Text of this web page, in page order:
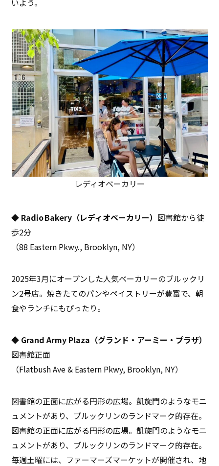
レディオベーカリー
◆ Radio Bakery（レディオベーカリー） 図書館から徒
歩2分
（88 Eastern Pkwy., Brooklyn, NY）
2025年3月にオープンした人気ベーカリーのブルックリ
ン2号店。焼きたてのパンやペイストリーが豊富で、朝
食やランチにもぴったり。
◆ Grand Army Plaza（グランド・アーミー・プラザ）
図書館正面
（Flatbush Ave & Eastern Pkwy, Brooklyn, NY）
図書館の正面に広がる円形の広場。凱旋門のようなモニ
ュメントがあり、ブルックリンのランドマーク的存在。
図書館の正面に広がる円形の広場。凱旋門のようなモニ
ュメントがあり、ブルックリンのランドマーク的存在。
毎週土曜には、ファーマーズマーケットが開催され、地